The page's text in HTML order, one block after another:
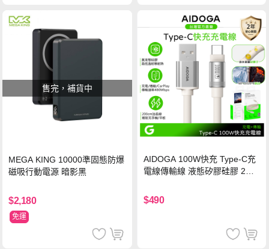
售完，補貨中
MEGA KING 10000準固態防爆
磁吸行動電源 暗影黑
$2,180
免運
AIDOGA 100W快充 Type-C充
電線傳輸線 液態矽膠硅膠 2M
$490